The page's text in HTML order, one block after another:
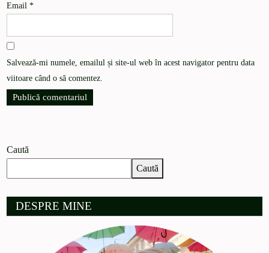
Email*
Salvează-mi numele, emailul și site-ul web în acest navigator pentru data
viitoare când o să comentez.
Caută
Caută
DESPRE MINE